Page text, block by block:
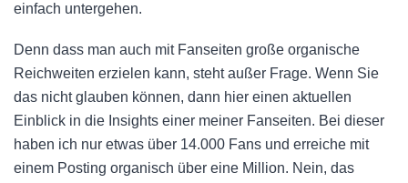
einfach untergehen.
Denn dass man auch mit Fanseiten große organische
Reichweiten erzielen kann, steht außer Frage. Wenn Sie
das nicht glauben können, dann hier einen aktuellen
Einblick in die Insights einer meiner Fanseiten. Bei dieser
haben ich nur etwas über 14.000 Fans und erreiche mit
einem Posting organisch über eine Million. Nein, das